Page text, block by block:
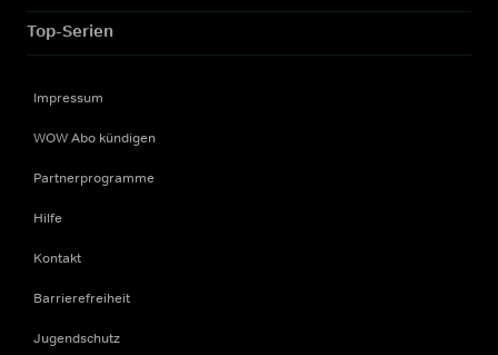
Top-Serien
Impressum
WOW Abo kündigen
Partnerprogramme
Hilfe
Kontakt
Barrierefreiheit
Jugendschutz